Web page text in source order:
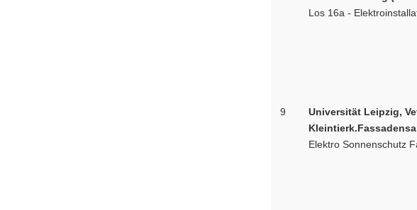
Los 16a -
9
Universität Leipzig,
Elektro Sonnenschutz